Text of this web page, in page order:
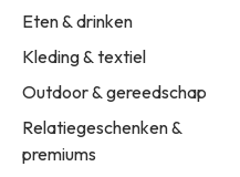
Eten & drinken
Kleding & textiel
Outdoor & gereedschap
Relatiegeschenken &
premiums